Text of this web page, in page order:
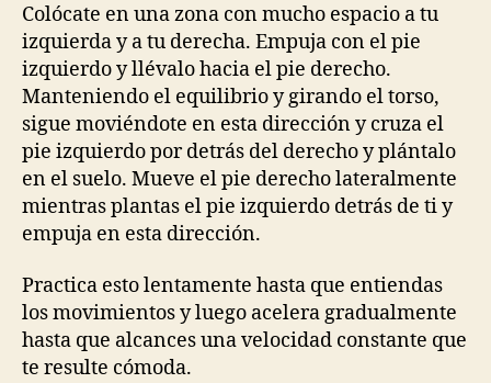
Colócate en una zona con mucho espacio a tu
izquierda y a tu derecha. Empuja con el pie
izquierdo y llévalo hacia el pie derecho.
Manteniendo el equilibrio y girando el torso,
sigue moviéndote en esta dirección y cruza el
pie izquierdo por detrás del derecho y plántalo
en el suelo. Mueve el pie derecho lateralmente
mientras plantas el pie izquierdo detrás de ti y
empuja en esta dirección.
Practica esto lentamente hasta que entiendas
los movimientos y luego acelera gradualmente
hasta que alcances una velocidad constante que
te resulte cómoda.